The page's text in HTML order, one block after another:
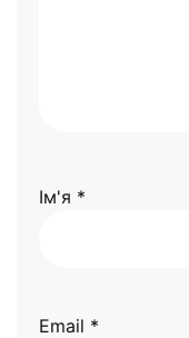
Ім'я *
Email *